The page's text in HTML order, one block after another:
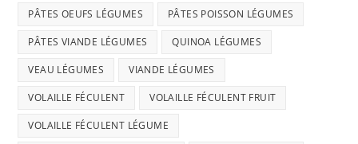
PÂTES OEUFS LÉGUMES PÂTES POISSON LÉGUMES
PÂTES VIANDE LÉGUMES QUINOA LÉGUMES
VEAU LÉGUMES VIANDE LÉGUMES
VOLAILLE FÉCULENT VOLAILLE FÉCULENT FRUIT
VOLAILLE FÉCULENT LÉGUME